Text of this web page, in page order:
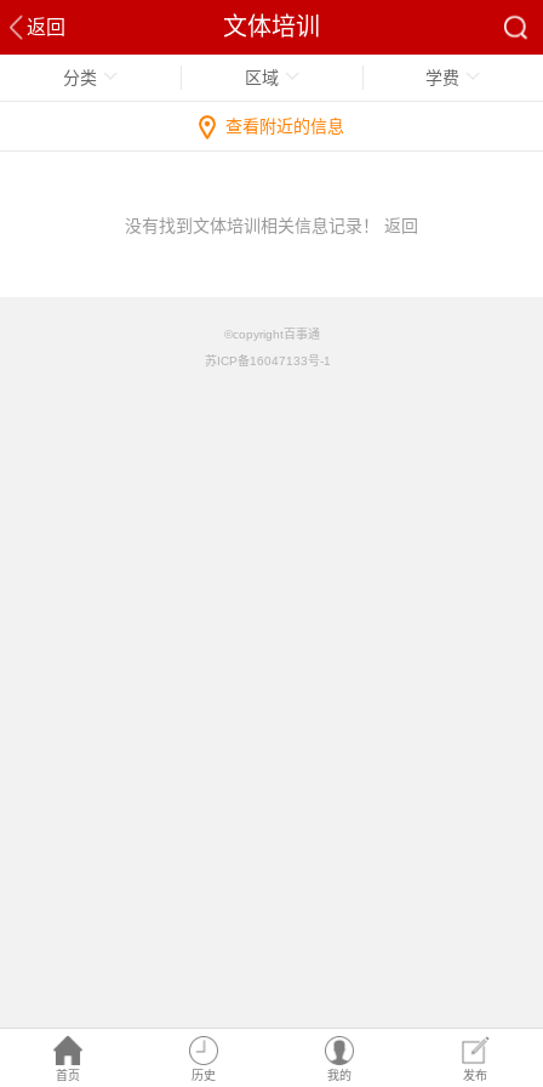
返回 文体培训
首页 历史 我的 发布
分类 区域 学费
查看附近的信息
没有找到文体培训相关信息记录！ 返回
©copyright百事通
苏ICP备16047133号-1